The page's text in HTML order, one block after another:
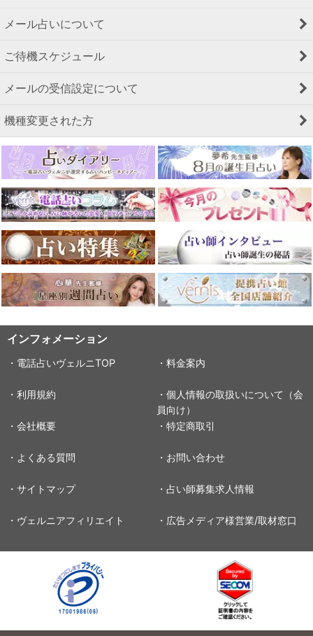
メール占いについて
ご待機スケジュール
メールの受信設定について
機種変更された方
インフォメーション
・電話占いヴェルニTOP ・料金案内
・利用規約
・個人情報の取扱いについて（会
員向け）
・会社概要
・特定商取引
・よくある質問 ・お問い合わせ
・サイトマップ ・占い師募集求人情報
・ヴェルニアフィリエイト ・広告メディア様営業/取材窓口